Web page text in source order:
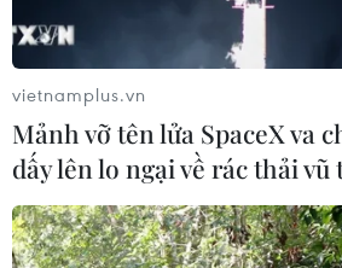
kế hoạch tài trợ trực tiếp cho
GlobalFoundries 1,5 tỷ USD để
chip trong nước./.
vietnamplus.vn
Mảnh vỡ tên lửa SpaceX va
dấy lên lo ngại về rác thải vũ